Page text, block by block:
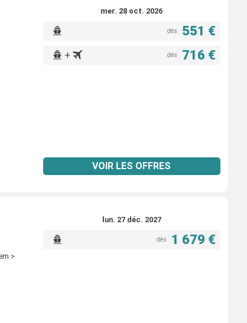
mer. 28 oct. 2026
dès 551 €
+ dès 716 €
VOIR LES OFFRES
>
lun. 27 déc. 2027
dès 1 679 €